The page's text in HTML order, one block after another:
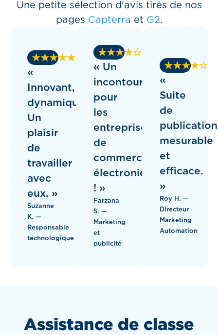
Une petite sélection d'avis tirés de nos
pages Capterra et G2.
★★★★★
«
Innovant,
dynamique.
Un
plaisir
de
travailler
avec
eux. »
Suzanne
K. —
Responsable
technologique
★★★★☆
« Un
incontournable
pour
les
entreprises
de
commerce
électronique
! »
Farzana
S. —
Marketing
et
publicité
★★★★☆
«
Suite
de
publication
mesurable
et
efficace.
»
Roy H. —
Directeur
Marketing
Automation
Assistance de classe